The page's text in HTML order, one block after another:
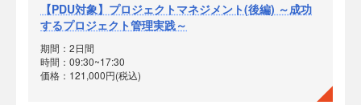
【PDU対象】プロジェクトマネジメント(後編) ～成功
するプロジェクト管理実践～
期間：2日間
時間：09:30~17:30
価格：121,000円(税込)